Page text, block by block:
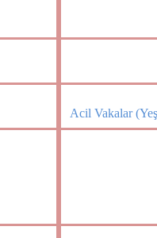
Acil Vakalar